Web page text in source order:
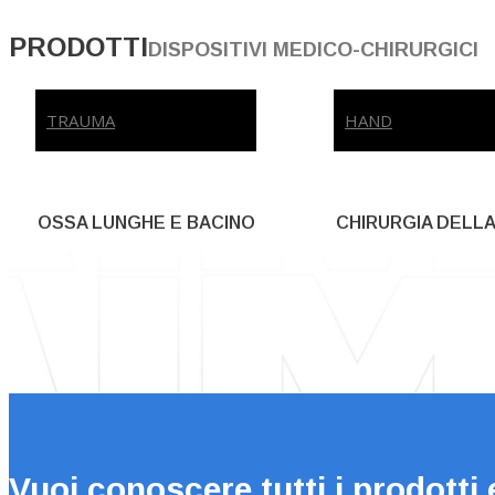
PRODOTTIDISPOSITIVI MEDICO-CHIRURGICI
TRAUMA
OSSA LUNGHE E BACINO
HAND
CHIRURGIA